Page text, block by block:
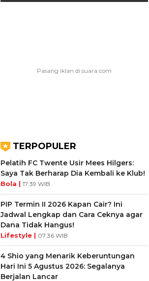
TERPOPULER
Pelatih FC Twente Usir Mees Hilgers:
Saya Tak Berharap Dia Kembali ke Klub!
Bola | 17:39 WIB
PIP Termin II 2026 Kapan Cair? Ini
Jadwal Lengkap dan Cara Ceknya agar
Dana Tidak Hangus!
Lifestyle | 07:36 WIB
4 Shio yang Menarik Keberuntungan
Hari Ini 5 Agustus 2026: Segalanya
Berjalan Lancar